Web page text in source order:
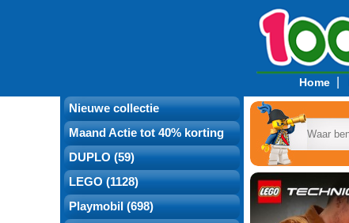
Home|
Nieuwe collectie
Maand Actie tot 40% korting
DUPLO (59)
LEGO (1128)
Playmobil (698)